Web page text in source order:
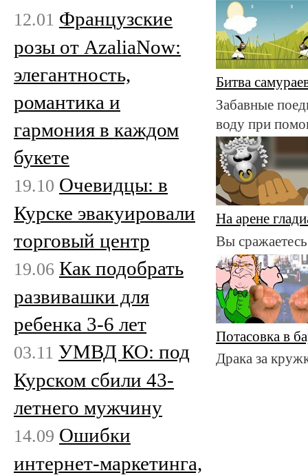
Битва
Забавные
воду при
На арене
Вы
Потасовка в
Драка за
12.01 Французские
розы от AzaliaNow:
элегантность,
романтика и
гармония в каждом
букете
19.10 Очевидцы: в
Курске эвакуировали
торговый центр
19.06 Как подобрать
развивашки для
ребенка 3-6 лет
03.11 УМВД КО: под
Курском сбили 43-
летнего мужчину
14.09 Ошибки
интернет-маркетинга,